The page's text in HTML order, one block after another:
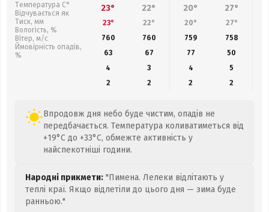
Температура С°
Відчувається як
Тиск, мм
Вологість, %
Вітер, м/с
Ймовірність опадів,
%
23° 22° 20° 27°
23° 22° 20° 27°
760
760 759 758
63
67 77 50
4
3 4
5
2
2 2 2
Впродовж дня небо буде чистим, опадів не
передбачається. Температура коливатиметься від
+19°C до +33°C, обмежте активність у
найспекотніші години.
Народні прикмети: "Пимена. Лелеки відлітають у
теплі краї. Якщо відлетіли до цього дня — зима буде
ранньою."